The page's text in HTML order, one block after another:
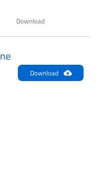
Download
Download